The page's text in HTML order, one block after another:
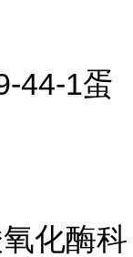
44-1蛋
化酶科